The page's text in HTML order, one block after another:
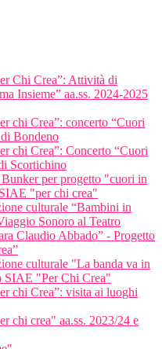
Chi Crea”: Attività di
Insieme” aa.ss. 2024-2025
chi Crea”: concerto “Cuori
Bondeno
chi Crea”: Concerto “Cuori
Scortichino
per progetto "cuori in
"per chi crea"
culturale “Bambini in
Sonoro al Teatro
Claudio Abbado” - Progetto
culturale "La banda va in
SIAE "Per Chi Crea"
chi Crea”: visita ai luoghi
chi crea" aa.ss. 2023/24 e